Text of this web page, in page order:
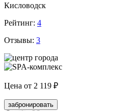
Кисловодск
Рейтинг: 4
Отзывы: 3
Цена от 2 119 ₽
забронировать